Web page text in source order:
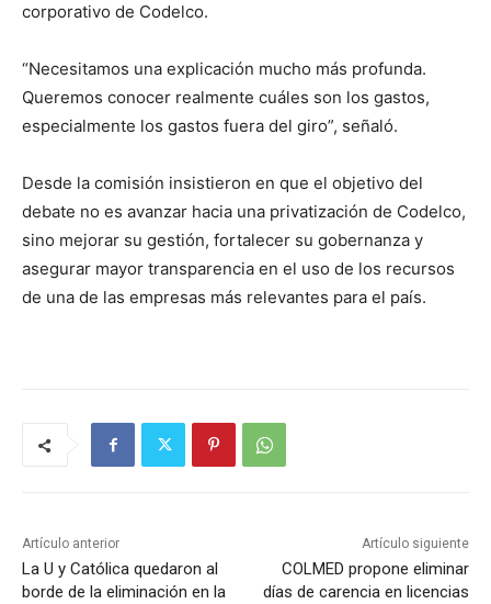
corporativo de Codelco.
“Necesitamos una explicación mucho más profunda.
Queremos conocer realmente cuáles son los gastos,
especialmente los gastos fuera del giro”, señaló.
Desde la comisión insistieron en que el objetivo del
debate no es avanzar hacia una privatización de Codelco,
sino mejorar su gestión, fortalecer su gobernanza y
asegurar mayor transparencia en el uso de los recursos
de una de las empresas más relevantes para el país.
Artículo anterior
La U y Católica quedaron al
borde de la eliminación en la
Artículo siguiente
COLMED propone eliminar
días de carencia en licencias